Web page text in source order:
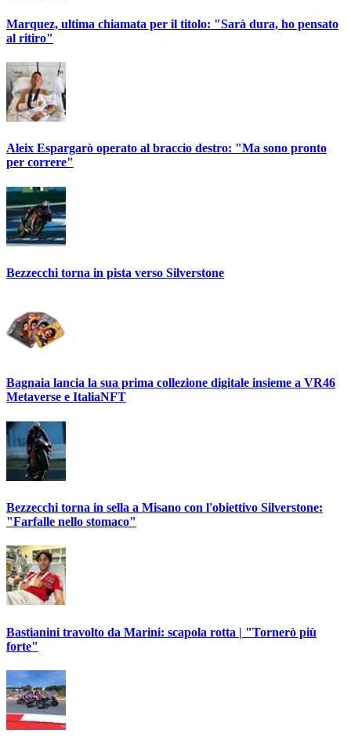
Marquez, ultima chiamata per il titolo: "Sarà dura, ho pensato
al ritiro"
Aleix Espargarò operato al braccio destro: "Ma sono pronto
per correre"
Bezzecchi torna in pista verso Silverstone
Bagnaia lancia la sua prima collezione digitale insieme a VR46
Metaverse e ItaliaNFT
Bezzecchi torna in sella a Misano con l'obiettivo Silverstone:
"Farfalle nello stomaco"
Bastianini travolto da Marini: scapola rotta | "Tornerò più
forte"